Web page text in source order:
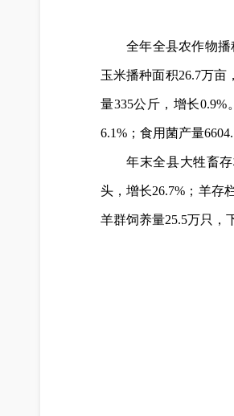
全年全县农作物播
玉米播种面积26.7万亩
量335公斤，增长0.9%
6.1%；食用菌产量
年末全县大牲畜存
头，增长26.7%；羊存
羊群饲养量25.5万只，